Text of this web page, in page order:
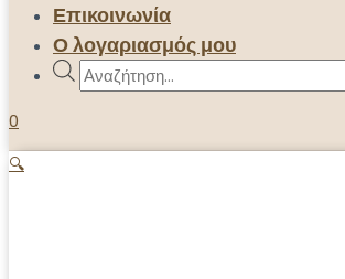
Επικοινωνία
Ο λογαριασμός μου
Products
search
0
🔍